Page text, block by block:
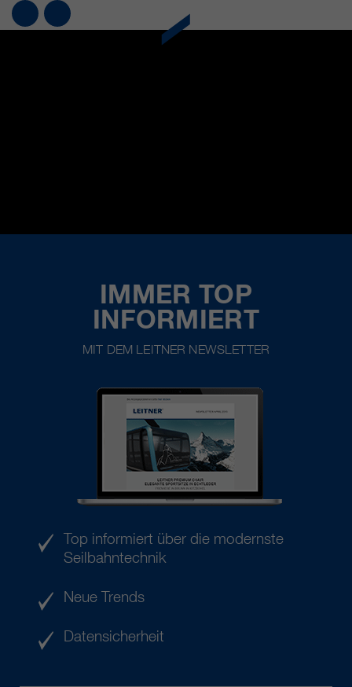
IMMER TOP
INFORMIERT
MIT DEM LEITNER NEWSLETTER
Top informiert über die modernste
Seilbahntechnik
Neue Trends
Datensicherheit